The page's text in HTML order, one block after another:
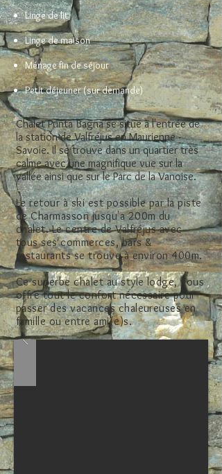
Linge de lit
Linge de maison
Ménage fin de séjour
Petit déjeuner (sur demande)
Chalet Punta Bagna se situe à l'entrée de
la station de Valfréjus en Maurienne -
Savoie. Il se trouve dans un quartier très
calme avec une magnifique vue sur la
vallée ainsi que sur le Parc de la Vanoise.
Le retour à ski est possible par la piste
de Charmasson jusqu'a 200m du
chalet. Le centre de Valfréjus avec
tous ses commerces, bars &
restaurants se trouve à environ 400m.
Ce superbe chalet au style lodge, vous
offre tout le confort nécessaire pour
passer des vacances chaleureuses en
famille ou entre ami(e)s.